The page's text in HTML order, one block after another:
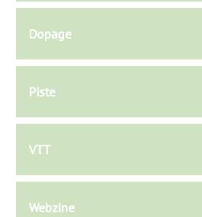
Dopage
Piste
VTT
Webzine